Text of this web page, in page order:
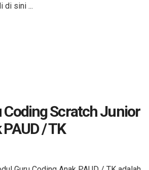
di sini ...
Coding Scratch Junior
/ TK